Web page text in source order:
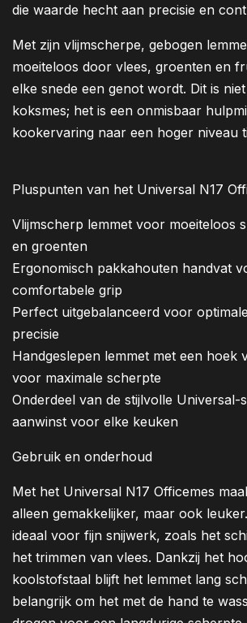
die waarde hecht aan precisie en
Met zijn vlijmscherpe, gebogen
moeiteloos door vlees, groenten en
elke snede een genot wordt. Dit is
koksmes; het is een onmisbaar
kookervaring naar een hoger niveau
Pluspunten van het Universal N17
Vlijmscherp lemmet voor moeiteloos
en groenten
Ergonomisch pakkahouten handvat
comfortabele grip
Perfect uitgebalanceerd voor
precisie
Handgeslepen lemmet met een hoek
voor maximale scherpte
Onderdeel van de stijlvolle Universal-
aanwinst voor elke keuken
Gebruik en onderhoud
Met het Universal N17 Officemes
alleen gemakkelijker, maar ook
ideaal voor fijn snijwerk, zoals het
het trimmen van vlees. Dankzij het
koolstofstaal blijft het lemmet lang
belangrijk om het met de hand te